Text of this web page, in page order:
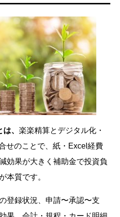
、 楽楽精算とデジタル化・
せのことで、紙・Excel経費
効果が大きく補助金で投資負
本質です。
登録状況、申請〜承認〜支